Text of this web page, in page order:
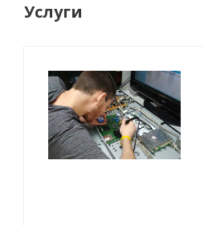
Услуги